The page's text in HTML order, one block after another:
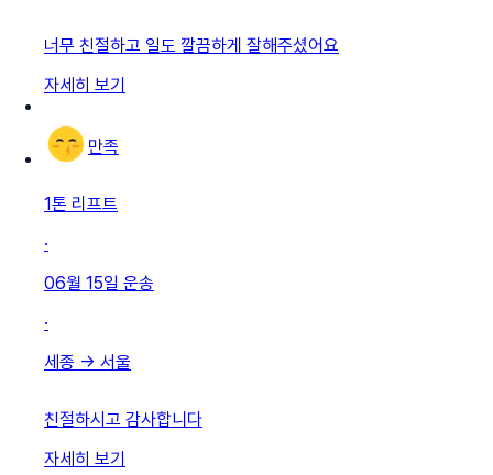
너무 친절하고 일도 깔끔하게 잘해주셨어요
자세히 보기
만족
1톤 리프트
·
06월 15일 운송
·
세종 → 서울
친절하시고 감사합니다
자세히 보기